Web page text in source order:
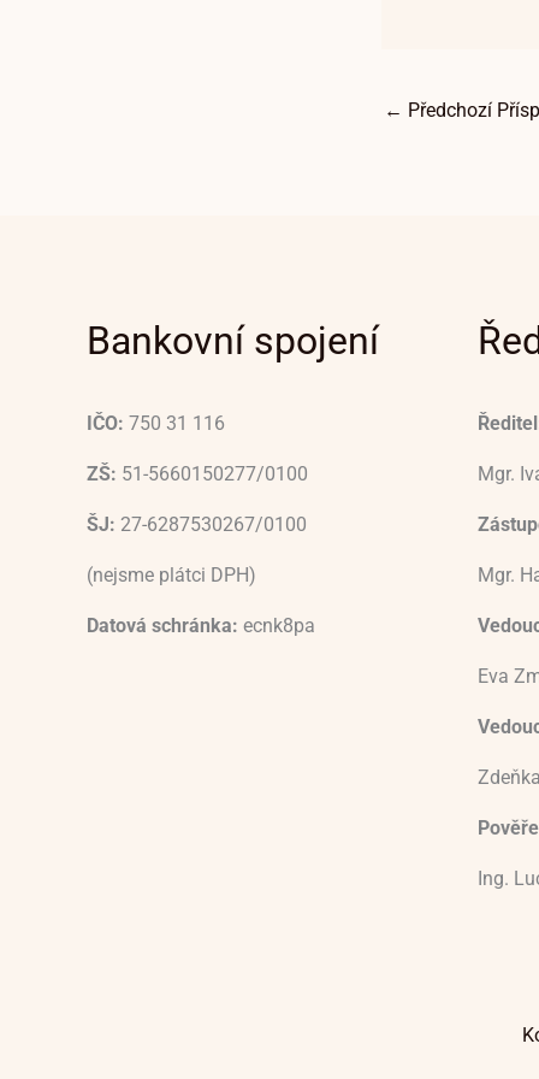
← Předchozí
Bankovní spojení
IČO: 750 31 116
ZŠ: 51-5660150277/0100
ŠJ: 27-6287530267/0100
(nejsme plátci DPH)
Datová schránka: ecnk8pa
Mgr.
Mgr.
Eva
Ing.